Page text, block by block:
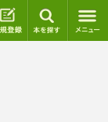
グイン 新規登録